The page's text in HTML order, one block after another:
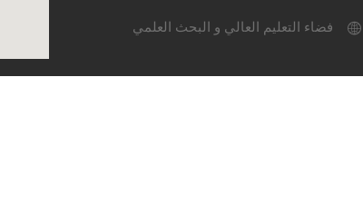
فضاء التعليم العالي و البحث العلمي